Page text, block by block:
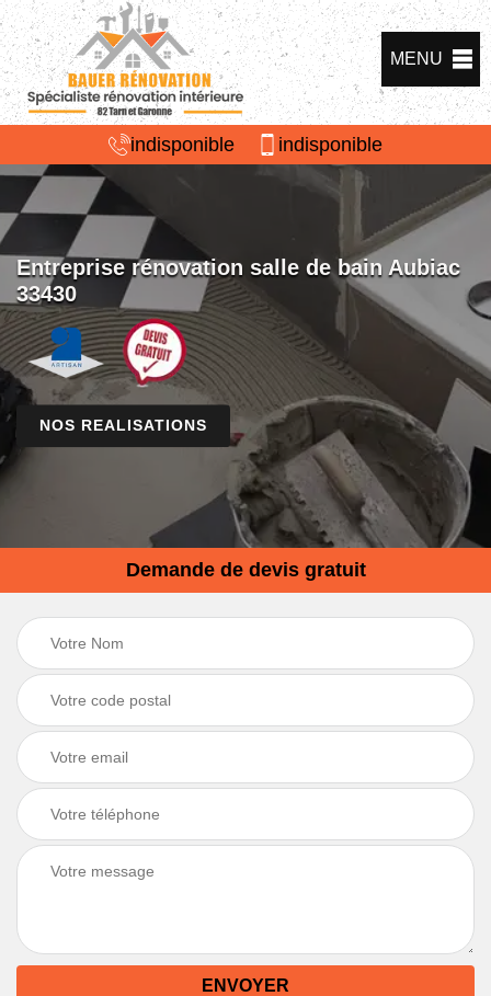
MENU
indisponible indisponible
Entreprise rénovation salle de bain Aubiac
33430
NOS REALISATIONS
Demande de devis gratuit